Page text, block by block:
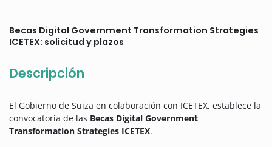
Becas Digital Government Transformation Strategies
ICETEX: solicitud y plazos
Descripción
El Gobierno de Suiza en colaboración con ICETEX, establece la
convocatoria de las Becas Digital Government
Transformation Strategies ICETEX.